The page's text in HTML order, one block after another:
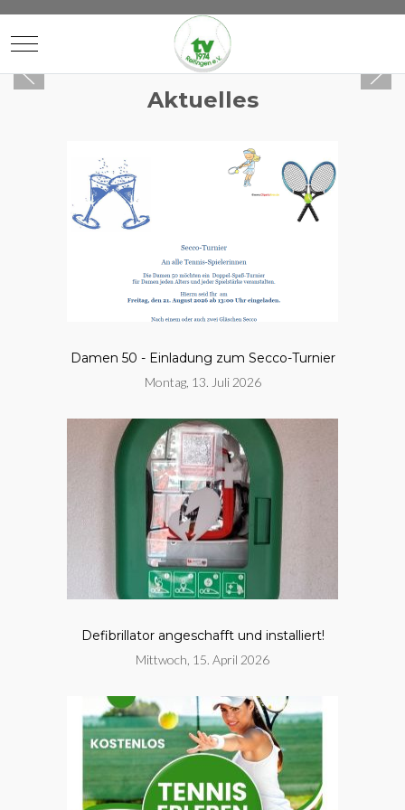
Mobile Menu Toggle
Aktuelles
Damen 50 - Einladung zum Secco-Turnier
Montag, 13. Juli 2026
Defibrillator angeschafft und installiert!
Mittwoch, 15. April 2026